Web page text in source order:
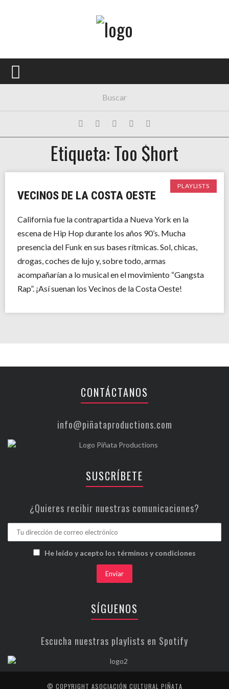
PORTADA
FESTIVALES
EXPOSICIONES
HISTORIAS
Etiqueta: Too $hort
PLAYLISTS
VECINOS DE LA COSTA OESTE
California fue la contrapartida a Nueva York en la
escena de Hip Hop durante los años 90’s. Mucha
presencia del Funk en sus bases rítmicas. Sol, chicas,
drogas, coches de lujo y, sobre todo, armas
acompañarían a lo musical en el movimiento “Gangsta
Rap”. ¡Así suenan los Vecinos de la Costa Oeste!
CONTÁCTANOS
info@piñataproductions.com
SUSCRÍBETE
¿Quieres recibir nuestras comunicaciones?
He leído y acepto los términos y condiciones
SÍGUENOS
Escucha nuestras playlists en Spotify
© COPYRIGHT ASOCIACIÓN CULTURAL PIÑATA